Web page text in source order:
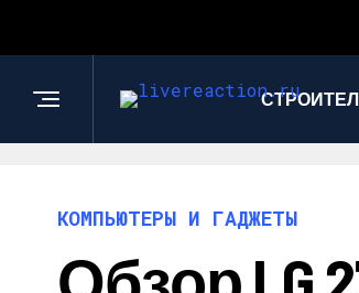
КОМПЬЮТЕРЫ И ГАДЖЕТЫ